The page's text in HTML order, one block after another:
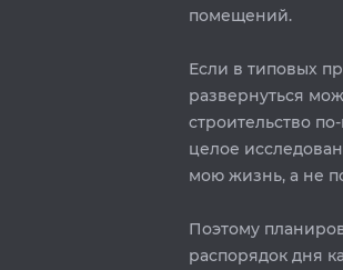
помещений. ⁣⁣
Если в типовых
развернуться
строительство
целое
мою жизнь, а не
Поэтому
распорядок дня